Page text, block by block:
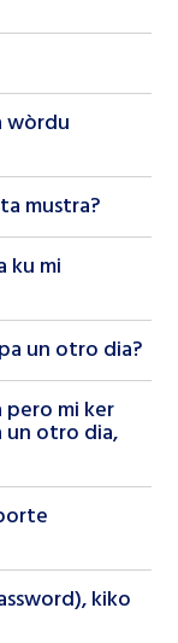
wòrdu
mustra?
ku mi
un otro dia?
mi ker
un otro dia,
kiko